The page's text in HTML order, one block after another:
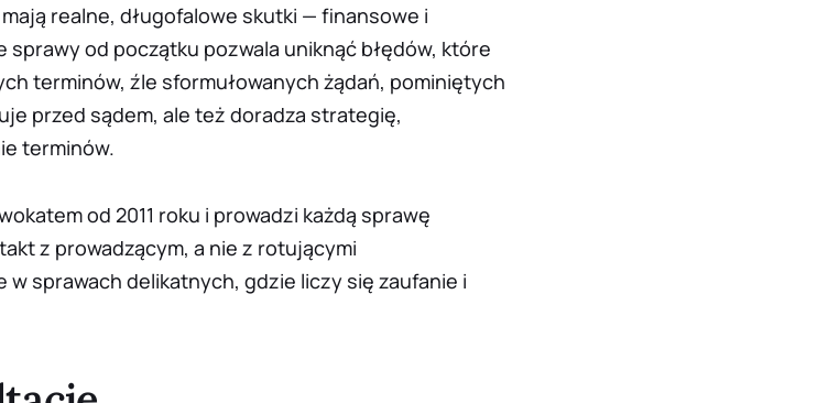
realne, długofalowe skutki — finansowe i
od początku pozwala uniknąć błędów, które
terminów, źle sformułowanych żądań, pominiętych
przed sądem, ale też doradza strategię,
terminów.
od 2011 roku i prowadzi każdą sprawę
z prowadzącym, a nie z rotującymi
w sprawach delikatnych, gdzie liczy się zaufanie i